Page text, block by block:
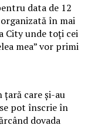
data de 12
în mai
City unde toți cei
mea” vor primi
care și-au
pot înscrie în
dovada